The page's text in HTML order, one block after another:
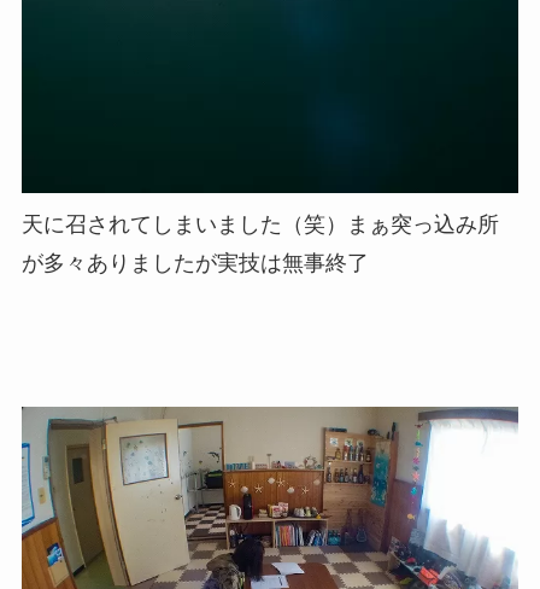
天に召されてしまいました（笑）まぁ突っ込み所
が多々ありましたが実技は無事終了